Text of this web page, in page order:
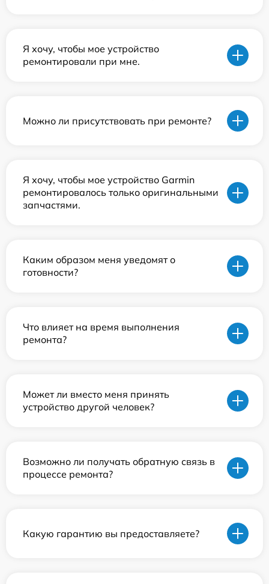
Я хочу, чтобы мое устройство
ремонтировали при мне.
Можно ли присутствовать при ремонте?
Я хочу, чтобы мое устройство Garmin
ремонтировалось только оригинальными
запчастями.
Каким образом меня уведомят о
готовности?
Что влияет на время выполнения
ремонта?
Может ли вместо меня принять
устройство другой человек?
Возможно ли получать обратную связь в
процессе ремонта?
Какую гарантию вы предоставляете?